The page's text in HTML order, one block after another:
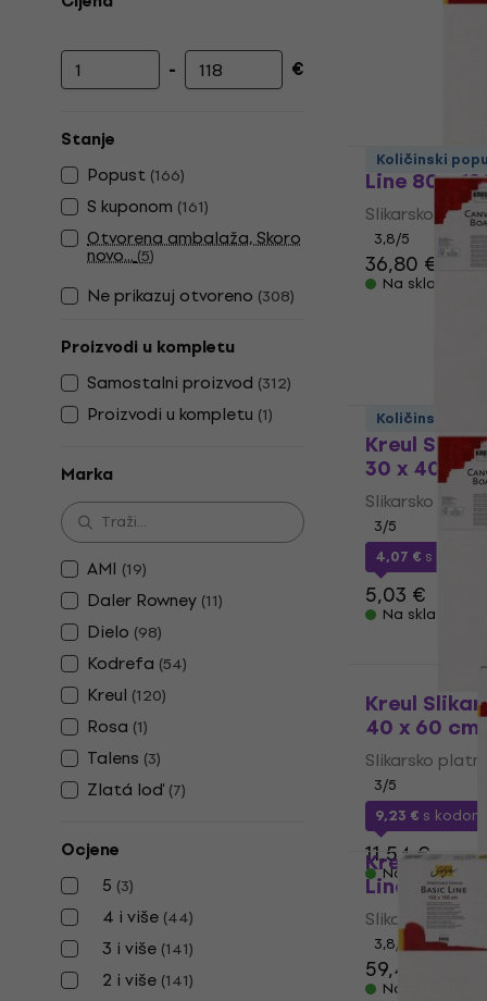
Najniža cijena
- Najviša cijena
€
Stanje
Popust (166)
S kuponom (161)
Otvorena ambalaža, Skoro
novo...(5)
Ne prikazuj otvoreno (308)
Proizvodi u kompletu
Samostalni proizvod (312)
Proizvodi u kompletu (1)
Marka
AMI (19)
Daler Rowney (11)
Dielo (98)
Kodrefa (54)
Kreul (120)
Rosa (1)
Talens (3)
Zlatá loď (7)
Ocjene
5 (3)
4 i više (44)
3 i više (141)
2 i više (141)
Kreul
Line 80 x
Slikarsko
3,8/5
36,80 €
Na skladištu
Količinski
Kreul
30 x 40 cm
Slikarsko
3/5
4,07 € s
5,03 €
Na skladištu
Količinski
Kreul
40 x 60 cm
Slikarsko
3/5
9,23 € s
11,54 €
Na skladištu
Kreul
Line 70 x
Slikarsko
3,8/5
59,40 €
Na skladištu